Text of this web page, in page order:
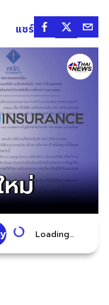
แชร์
Loading...